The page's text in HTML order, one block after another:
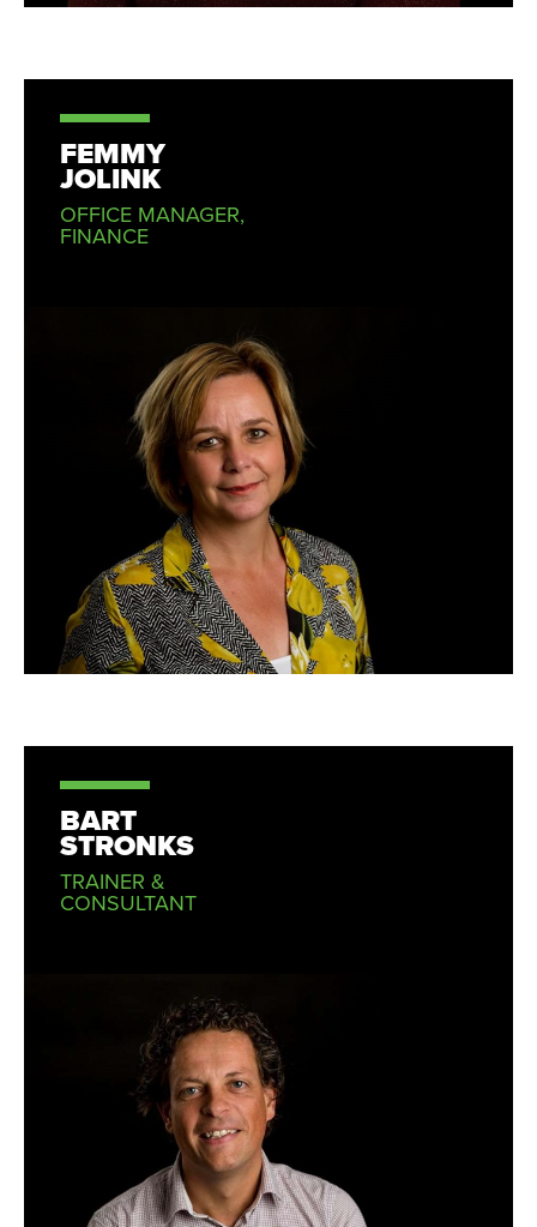
FEMMY
JOLINK
OFFICE MANAGER,
FINANCE
BART
STRONKS
TRAINER &
CONSULTANT